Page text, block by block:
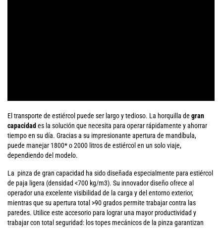
El transporte de estiércol puede ser largo y tedioso. La horquilla de gran
capacidad es la solución que necesita para operar rápidamente y ahorrar
tiempo en su día. Gracias a su impresionante apertura de mandíbula,
puede manejar 1800* o 2000 litros de estiércol en un solo viaje,
dependiendo del modelo.
La pinza de gran capacidad ha sido diseñada especialmente para estiércol
de paja ligera (densidad <700 kg/m3). Su innovador diseño ofrece al
operador una excelente visibilidad de la carga y del entorno exterior,
mientras que su apertura total >90 grados permite trabajar contra las
paredes. Utilice este accesorio para lograr una mayor productividad y
trabajar con total seguridad: los topes mecánicos de la pinza garantizan